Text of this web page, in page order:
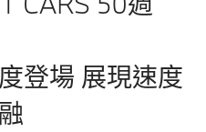
登場 展現速度